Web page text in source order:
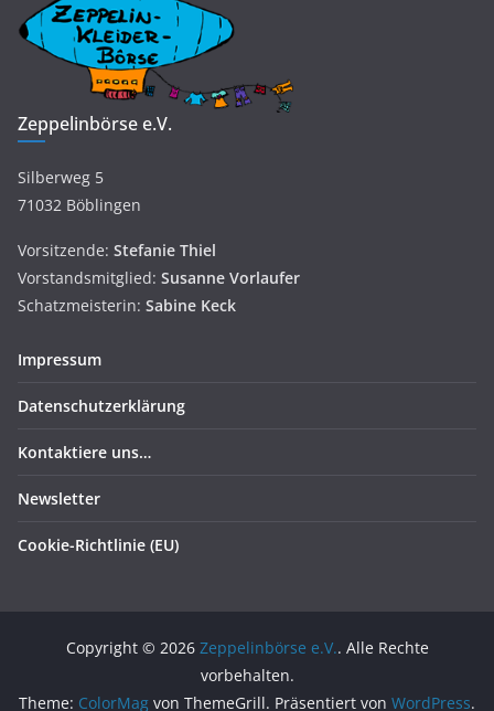
Zeppelinbörse e.V.
Silberweg 5
71032 Böblingen
Vorsitzende: Stefanie Thiel
Vorstandsmitglied: Susanne Vorlaufer
Schatzmeisterin: Sabine Keck
Impressum
Datenschutzerklärung
Kontaktiere uns…
Newsletter
Cookie-Richtlinie (EU)
Copyright © 2026 Zeppelinbörse e.V.. Alle Rechte
vorbehalten.
Theme: ColorMag von ThemeGrill. Präsentiert von WordPress.